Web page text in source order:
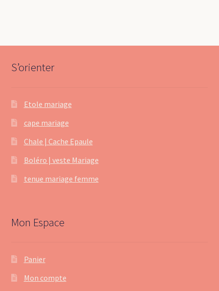
S’orienter
Etole mariage
cape mariage
Chale | Cache Epaule
Boléro | veste Mariage
tenue mariage femme
Mon Espace
Panier
Mon compte